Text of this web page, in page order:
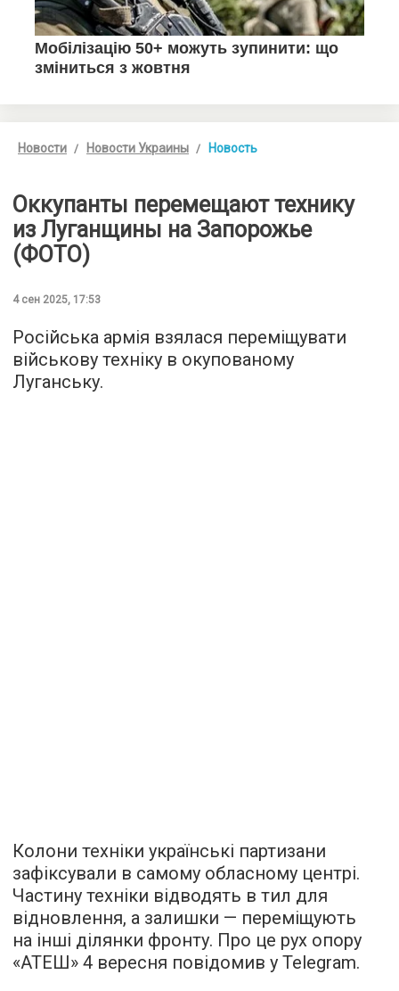
Новости Новости Украины Новость
Оккупанты перемещают технику
из Луганщины на Запорожье
(ФОТО)
4 сен 2025, 17:53
Російська армія взялася переміщувати
військову техніку в окупованому
Луганську.
Колони техніки українські партизани
зафіксували в самому обласному центрі.
Частину техніки відводять в тил для
відновлення, а залишки — переміщують
на інші ділянки фронту. Про це рух опору
«АТЕШ» 4 вересня повідомив у Telegram.